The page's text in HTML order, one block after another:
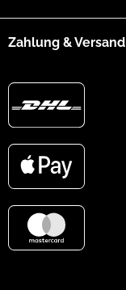
Zahlung & Versand